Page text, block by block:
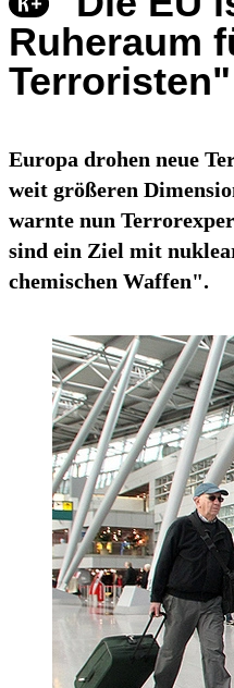
Ruheraum
Terroristen"
Europa drohen neue
weit größeren
warnte nun
sind ein Ziel mit
chemischen Waffen".